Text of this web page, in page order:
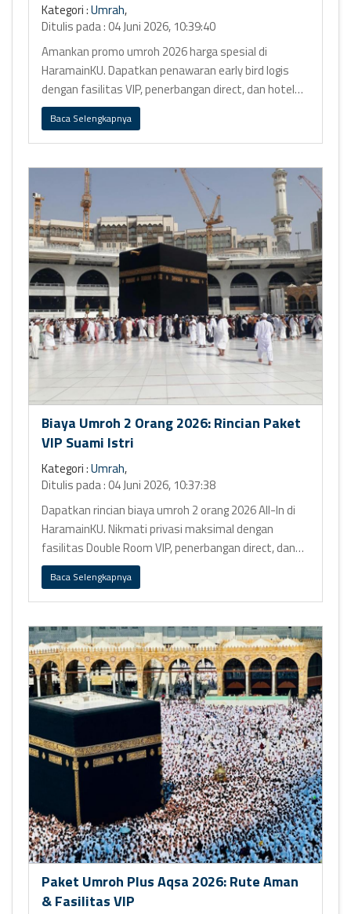
Kategori :Umrah,
Ditulis pada : 04 Juni 2026, 10:39:40
Amankan promo umroh 2026 harga spesial di
HaramainKU. Dapatkan penawaran early bird logis
dengan fasilitas VIP, penerbangan direct, dan hotel
bintang 5 Ring 1.
Baca Selengkapnya
Biaya Umroh 2 Orang 2026: Rincian Paket
VIP Suami Istri
Kategori :Umrah,
Ditulis pada : 04 Juni 2026, 10:37:38
Dapatkan rincian biaya umroh 2 orang 2026 All-In di
HaramainKU. Nikmati privasi maksimal dengan
fasilitas Double Room VIP, penerbangan direct, dan
hotel bintang 5 Ring 1.
Baca Selengkapnya
Paket Umroh Plus Aqsa 2026: Rute Aman
& Fasilitas VIP